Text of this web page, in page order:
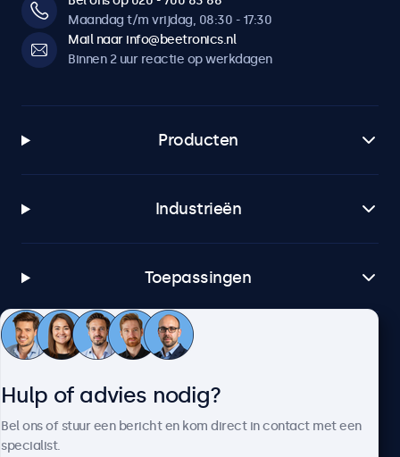
Maandag t/m vrijdag, 08:30 - 17:30
Mail naar info@beetronics.nl
Binnen 2 uur reactie op werkdagen
Producten
Industrieën
Toepassingen
Klantenservice
Hulp of advies nodig?
Bel ons of stuur een bericht en kom direct in contact met een
specialist.